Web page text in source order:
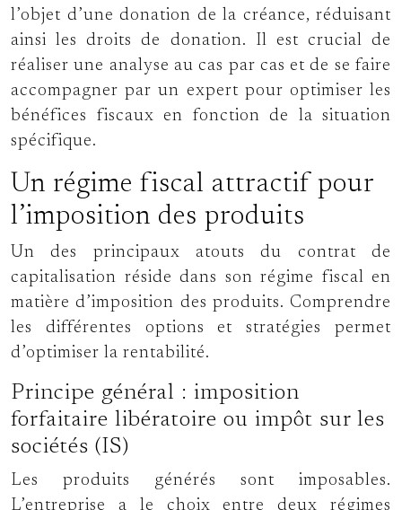
l’objet d’une donation de la créance, réduisant
ainsi les droits de donation. Il est crucial de
réaliser une analyse au cas par cas et de se faire
accompagner par un expert pour optimiser les
bénéfices fiscaux en fonction de la situation
spécifique.
Un régime fiscal attractif pour
l’imposition des produits
Un des principaux atouts du contrat de
capitalisation réside dans son régime fiscal en
matière d’imposition des produits. Comprendre
les différentes options et stratégies permet
d’optimiser la rentabilité.
Principe général : imposition
forfaitaire libératoire ou impôt sur les
sociétés (IS)
Les produits générés sont imposables.
L’entreprise a le choix entre deux régimes